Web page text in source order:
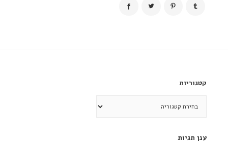
קטגוריות
ענן תגיות